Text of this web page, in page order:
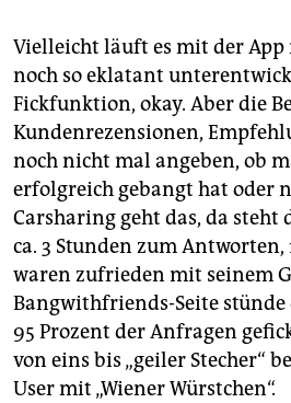
Vielleicht läuft es mit der App
noch so eklatant
Fickfunktion, okay. Aber die
Kundenrezensionen,
noch nicht mal angeben, ob
erfolgreich gebangt hat oder
Carsharing geht das, da steht
ca. 3 Stunden zum Antworten,
waren zufrieden mit seinem
Bangwithfriends-Seite
95 Prozent der Anfragen
von eins bis „geiler Stecher“
User mit „Wiener Würstchen“.